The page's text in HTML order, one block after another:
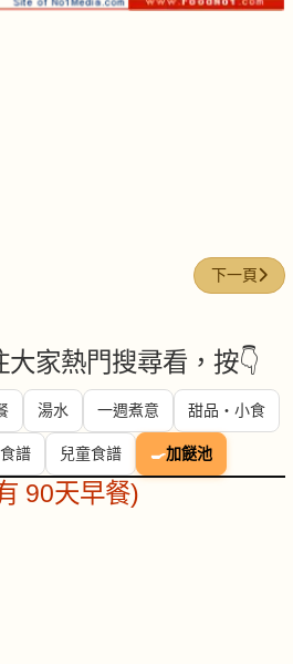
) 下一篇文
下一頁
家熱門搜尋看，按👇
湯水 一週煮意 甜品・小食
譜 兒童食譜 🍳加餸池
90天早餐)